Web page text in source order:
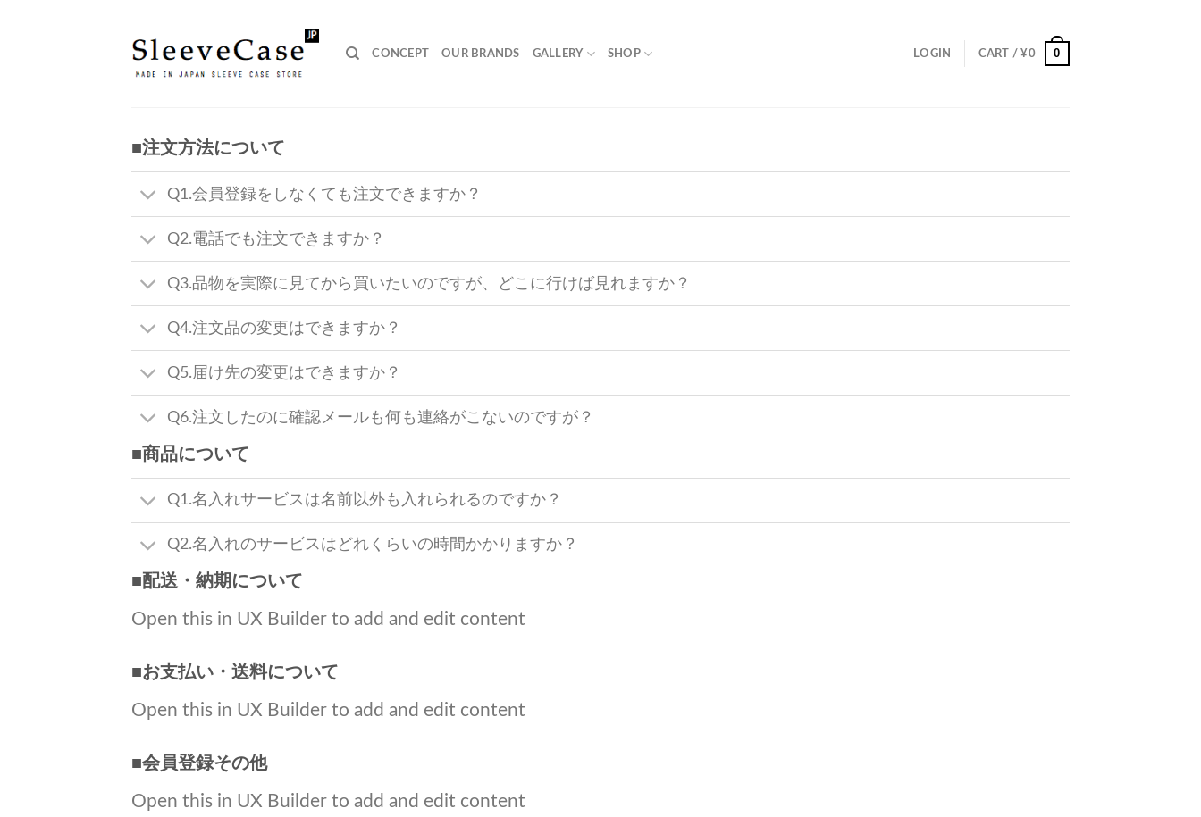
CONCEPT OUR BRANDS GALLERY SHOP LOGIN CART /¥0 0
■注文方法について
Q1.会員登録をしなくても注文できますか？
Q2.電話でも注文できますか？
Q3.品物を実際に見てから買いたいのですが、どこに行けば見れますか？
Q4.注文品の変更はできますか？
Q5.届け先の変更はできますか？
Q6.注文したのに確認メールも何も連絡がこないのですが？
■商品について
Q1.名入れサービスは名前以外も入れられるのですか？
Q2.名入れのサービスはどれくらいの時間かかりますか？
■配送・納期について
Open this in UX Builder to add and edit content
■お支払い・送料について
Open this in UX Builder to add and edit content
■会員登録その他
Open this in UX Builder to add and edit content